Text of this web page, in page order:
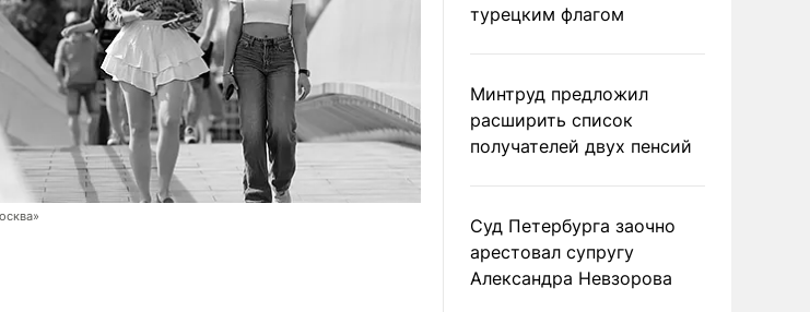
турецким флагом
Минтруд предложил
расширить список
получателей двух пенсий
Суд Петербурга заочно
арестовал супругу
Александра Невзорова